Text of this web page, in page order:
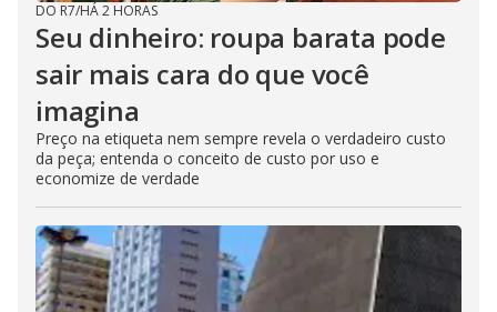
DO R7/HÁ 2 HORAS
Seu dinheiro: roupa barata pode
sair mais cara do que você
imagina
Preço na etiqueta nem sempre revela o verdadeiro custo
da peça; entenda o conceito de custo por uso e
economize de verdade